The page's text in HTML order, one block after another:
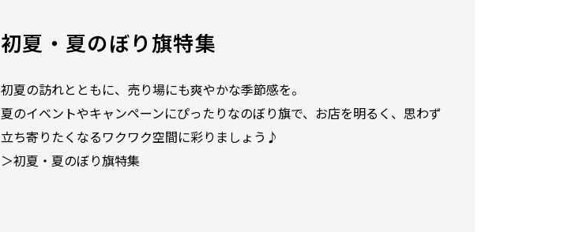
初夏・夏のぼり旗特集
初夏の訪れとともに、売り場にも爽やかな季節感を。
夏のイベントやキャンペーンにぴったりなのぼり旗で、お店を明るく、思わず
立ち寄りたくなるワクワク空間に彩りましょう♪
＞初夏・夏のぼり旗特集